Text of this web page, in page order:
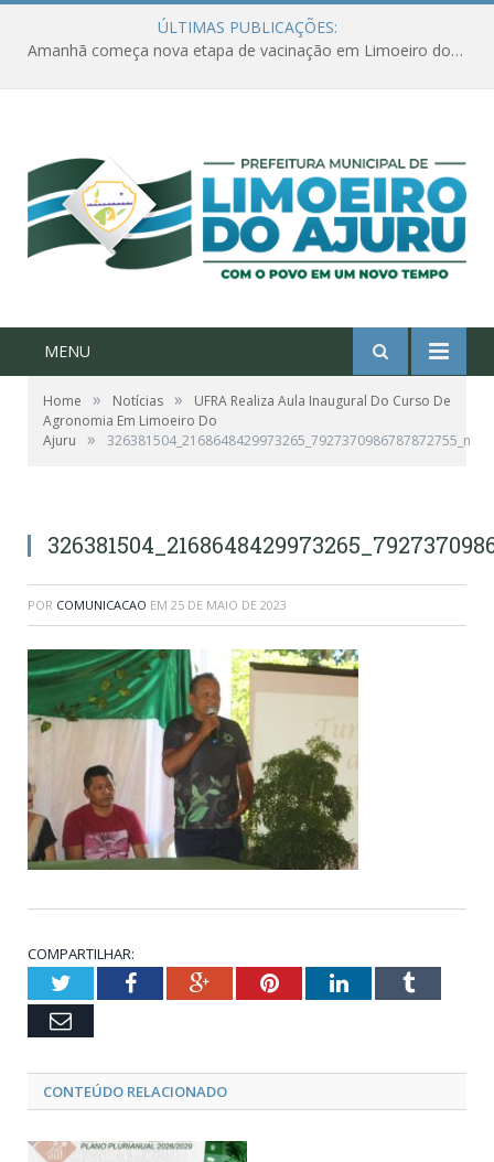
ÚLTIMAS PUBLICAÇÕES:
Amanhã começa nova etapa de vacinação em Limoeiro do Ajuru para idosos com 65 ou mais
MENU
Home » Notícias »
UFRA Realiza Aula Inaugural Do Curso De
Agronomia Em Limoeiro Do
Ajuru
» 326381504_2168648429973265_7927370986787872755_n
POR COMUNICACAO EM 25 DE MAIO DE 2023
COMPARTILHAR:
TwitterFacebookGoogle+PinterestLinkedInTumblr
Email
CONTEÚDO RELACIONADO